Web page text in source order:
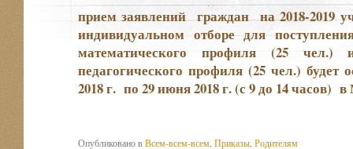
прием заявлений граждан на 2018-2019
индивидуальном отборе для
математического профиля (25
педагогического профиля (25 чел.)
2018 г. по 29 июня 2018 г. (с 9 до 14 часов) в
Опубликовано вВсем-всем-всем Приказы Родителям